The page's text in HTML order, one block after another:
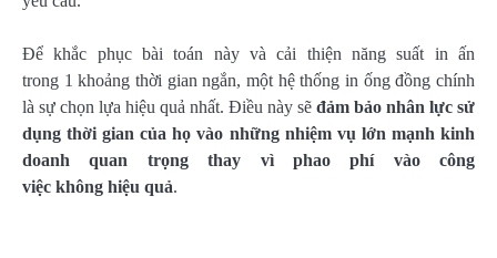
Để khắc phục bài toán này và cải thiện năng suất in ấn
trong 1 khoảng thời gian ngắn, một hệ thống in ống đồng chính
là sự chọn lựa hiệu quả nhất. Điều này sẽ đảm bảo nhân lực sử
dụng thời gian của họ vào những nhiệm vụ lớn mạnh kinh
doanh quan trọng thay vì phao phí vào công
việc không hiệu quả.